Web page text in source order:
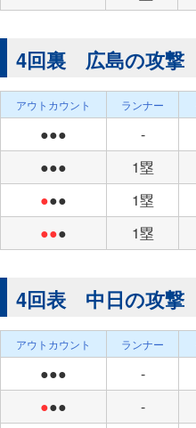
4回裏 広島の攻撃
アウトカウント ランナー
●●● -
●●●
1塁
●●● 1塁
●●● 1塁
4回表 中日の攻撃
アウトカウント ランナー
●●● -
●●● -